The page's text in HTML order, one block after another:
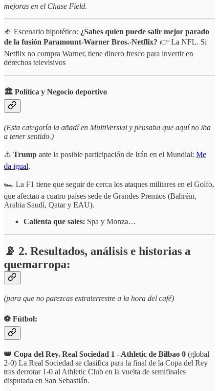
mejoras en el Chase Field.
🏈 Escenario hipotético: ¿Sabes quien puede salir mejor parado
de la fusión Paramount-Warner Bros.-Netflix? 👉La NFL. Si
Netflix no compra Warner, tiene dinero fresco para invertir en
derechos televisivos
🏛️ Política y Negocio deportivo
(Esta categoría la añadí en MultiVersial y pensaba que aquí no iba
a tener sentido.)
⚠️ Trump ante la posible participación de Irán en el Mundial: Me
da igual.
🏎️ La F1 tiene que seguir de cerca los ataques militares en el Golfo,
que afectan a cuatro países sede de Grandes Premios (Bahréin,
Arabia Saudí, Qatar y EAU).
Calienta que sales: Spa y Monza…
📡 2. Resultados, análisis e historias a
quemarropa:
(para que no parezcas extraterrestre a la hora del café)
⚽️ Fútbol:
👑 Copa del Rey. Real Sociedad 1 - Athletic de Bilbao 0 (global
2-0) La Real Sociedad se clasifica para la final de la Copa del Rey
tras derrotar 1-0 al Athletic Club en la vuelta de semifinales
disputada en San Sebastián.